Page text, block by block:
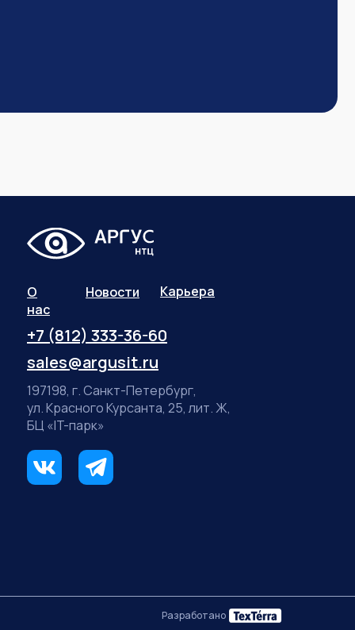
О
нас
+7 (812) 333-36-60
sales@argusit.ru
Новости Карьера
197198, г. Санкт-Петербург,
ул. Красного Курсанта, 25, лит. Ж,
БЦ «IT-парк»
Разработано